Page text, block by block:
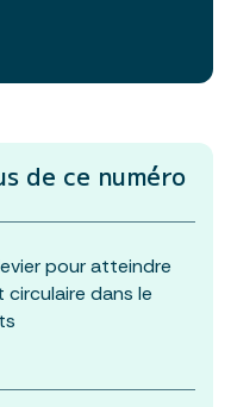
de ce numéro
pour atteindre
dans le